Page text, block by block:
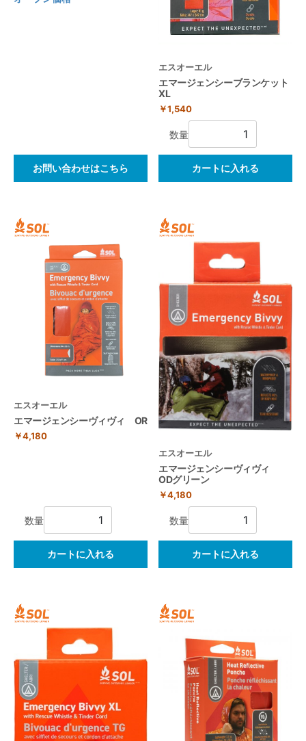
お問い合わせはこちら
エスオーエル
エマージェンシーブランケット
XL
￥1,540
数量
カートに入れる
エスオーエル
エマージェンシーヴィヴィ OR
￥4,180
数量
カートに入れる
エスオーエル
エマージェンシーヴィヴィ
ODグリーン
￥4,180
数量
カートに入れる